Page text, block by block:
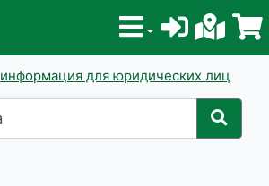
информация для юридических лиц